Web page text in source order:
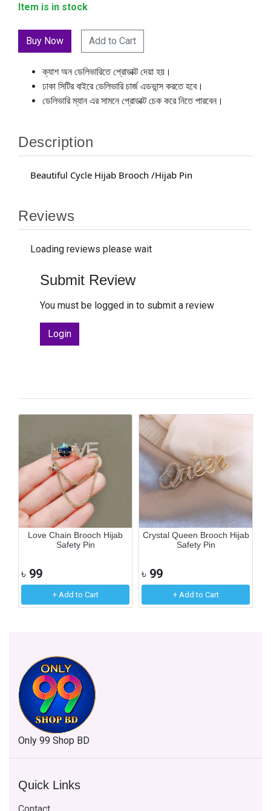
Item is in stock
Add to Cart
ক্যাশ অন ডেলিভারিতে প্রোডাক্ট দেয়া হয়।
ঢাকা সিটির বাইরে ডেলিভারি চার্জ এডভান্স করতে হবে।
ডেলিভারি ম্যান এর সামনে প্রোডাক্ট চেক করে নিতে পারবেন।
Description
Beautiful Cycle Hijab Brooch /Hijab Pin
Reviews
Loading reviews please wait
Submit Review
You must be logged in to submit a review
Login
Love Chain Brooch Hijab
Safety Pin
৳ 99
+ Add to Cart
Crystal Queen Brooch Hijab
Safety Pin
৳ 99
+ Add to Cart
Only 99 Shop BD
Quick Links